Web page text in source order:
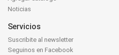
Noticias
Servicios
Suscribite al newsletter
Seguinos en Facebook